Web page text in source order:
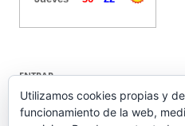
ENTRAR
Acceder
Utilizamos cookies propias y
funcionamiento de la web,